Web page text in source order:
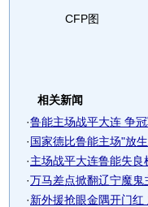
CFP图
相关新闻
·鲁能主场战平大连 争
·国家德比鲁能主场"放
·主场战平大连鲁能失良
·万马差点掀翻辽宁魔鬼
·新外援抢眼金隅开门